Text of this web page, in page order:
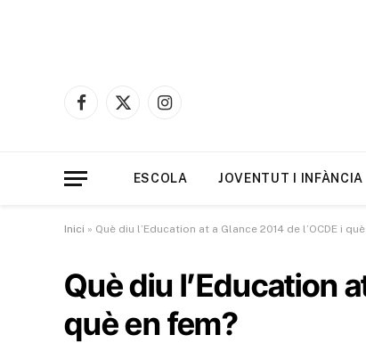
Facebook
X
Instagram
ESCOLA JOVENTUT I INFÀNCIA
Inici » Què diu l’Education at a Glance 2014 de l’OCDE i
Què diu l’Education
què en fem?